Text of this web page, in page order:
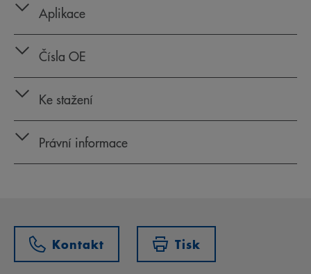
Aplikace
Čísla OE
Ke stažení
Právní informace
Kontakt Tisk